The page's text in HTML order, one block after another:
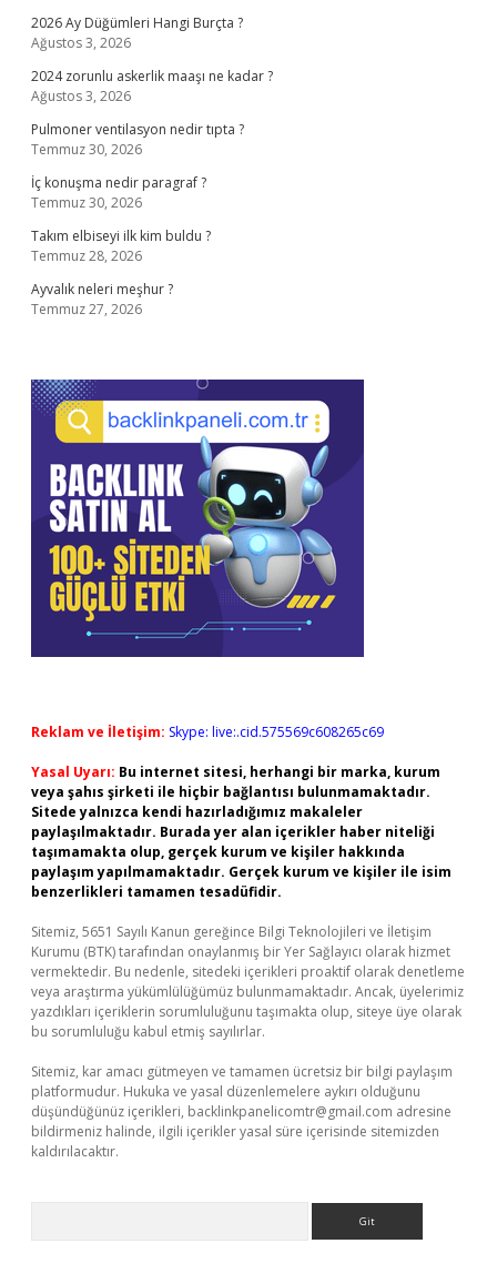
2026 Ay Düğümleri Hangi Burçta ?
Ağustos 3, 2026
2024 zorunlu askerlik maaşı ne kadar ?
Ağustos 3, 2026
Pulmoner ventilasyon nedir tıpta ?
Temmuz 30, 2026
İç konuşma nedir paragraf ?
Temmuz 30, 2026
Takım elbiseyi ilk kim buldu ?
Temmuz 28, 2026
Ayvalık neleri meşhur ?
Temmuz 27, 2026
Reklam ve İletişim: Skype: live:.cid.575569c608265c69
Yasal Uyarı: Bu internet sitesi, herhangi bir marka, kurum
veya şahıs şirketi ile hiçbir bağlantısı bulunmamaktadır.
Sitede yalnızca kendi hazırladığımız makaleler
paylaşılmaktadır. Burada yer alan içerikler haber niteliği
taşımamakta olup, gerçek kurum ve kişiler hakkında
paylaşım yapılmamaktadır. Gerçek kurum ve kişiler ile isim
benzerlikleri tamamen tesadüfidir.
Sitemiz, 5651 Sayılı Kanun gereğince Bilgi Teknolojileri ve İletişim
Kurumu (BTK) tarafından onaylanmış bir Yer Sağlayıcı olarak hizmet
vermektedir. Bu nedenle, sitedeki içerikleri proaktif olarak denetleme
veya araştırma yükümlülüğümüz bulunmamaktadır. Ancak, üyelerimiz
yazdıkları içeriklerin sorumluluğunu taşımakta olup, siteye üye olarak
bu sorumluluğu kabul etmiş sayılırlar.
Sitemiz, kar amacı gütmeyen ve tamamen ücretsiz bir bilgi paylaşım
platformudur. Hukuka ve yasal düzenlemelere aykırı olduğunu
düşündüğünüz içerikleri, backlinkpanelicomtr@gmail.com adresine
bildirmeniz halinde, ilgili içerikler yasal süre içerisinde sitemizden
kaldırılacaktır.